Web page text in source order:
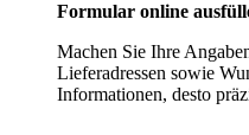
Formular online
Machen Sie Ihre
Lieferadressen sowie
Informationen, desto